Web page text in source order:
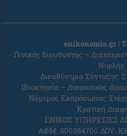
enikonomia.gr |
Γενικός διευθυντής –
Νιφλής
Διευθύντρια Σύνταξης:
Ιδιοκτησία – Δικαιούχος
Νόμιμος Εκπρόσωπος:
Κρατική
ΕΝΙΚΟΣ ΥΠΗΡΕΣΙΕΣ
ΑΦΜ: 800384700 ΔΟΥ: